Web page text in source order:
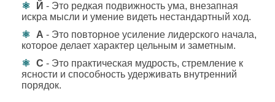
Й - Это редкая подвижность ума, внезапная
искра мысли и умение видеть нестандартный ход.
А - Это повторное усиление лидерского начала,
которое делает характер цельным и заметным.
С - Это практическая мудрость, стремление к
ясности и способность удерживать внутренний
порядок.